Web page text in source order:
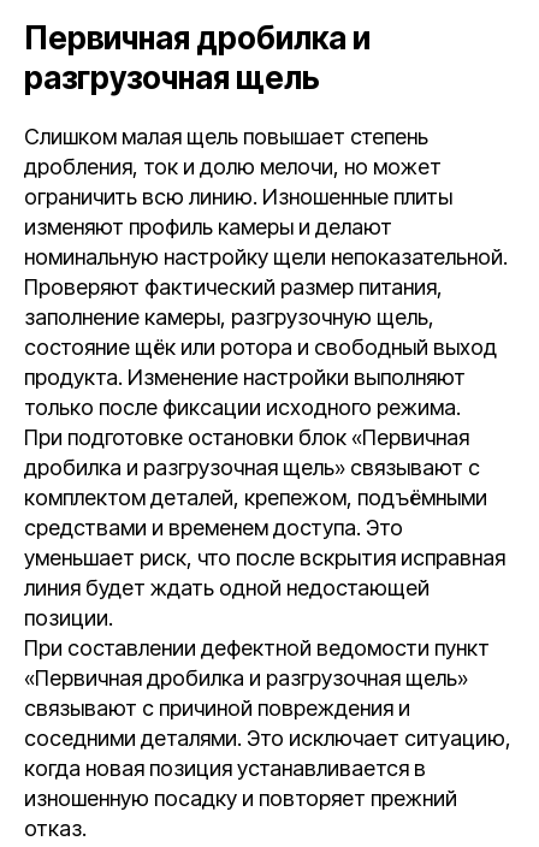
Первичная дробилка и
разгрузочная щель
Слишком малая щель повышает степень
дробления, ток и долю мелочи, но может
ограничить всю линию. Изношенные плиты
изменяют профиль камеры и делают
номинальную настройку щели непоказательной.
Проверяют фактический размер питания,
заполнение камеры, разгрузочную щель,
состояние щёк или ротора и свободный выход
продукта. Изменение настройки выполняют
только после фиксации исходного режима.
При подготовке остановки блок «Первичная
дробилка и разгрузочная щель» связывают с
комплектом деталей, крепежом, подъёмными
средствами и временем доступа. Это
уменьшает риск, что после вскрытия исправная
линия будет ждать одной недостающей
позиции.
При составлении дефектной ведомости пункт
«Первичная дробилка и разгрузочная щель»
связывают с причиной повреждения и
соседними деталями. Это исключает ситуацию,
когда новая позиция устанавливается в
изношенную посадку и повторяет прежний
отказ.